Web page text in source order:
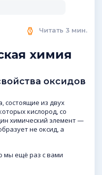
химия
Читать 3 мин.
оксидов
состоящие из двух
кислород, со
химический элемент —
не оксид, а
мы ещё раз с вами